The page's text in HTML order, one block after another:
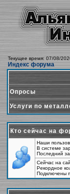
Текущее время: 07/08/
Индекс форума
Опросы
Услуги по
Кто сейчас на
Наши
В системе
Последний
Сейчас на
Рекордное
Подключены